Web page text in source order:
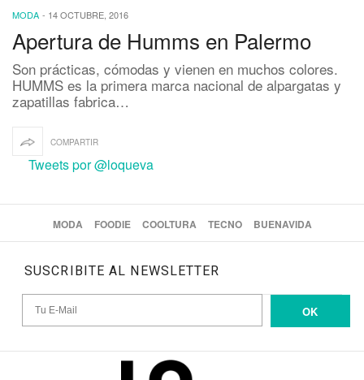
MODA - 14 OCTUBRE, 2016
Apertura de Humms en Palermo
Son prácticas, cómodas y vienen en muchos colores.
HUMMS es la primera marca nacional de alpargatas y
zapatillas fabrica…
COMPARTIR
Tweets por @loqueva
MODA FOODIE COOLTURA TECNO BUENAVIDA
SUSCRIBITE AL NEWSLETTER
OK